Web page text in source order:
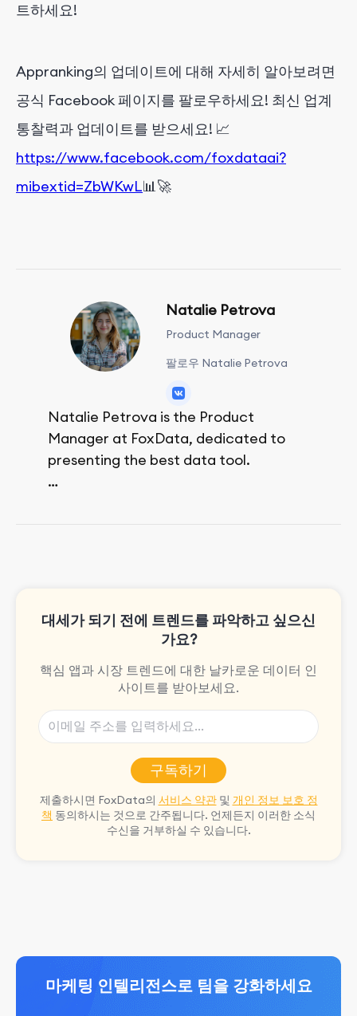
트하세요!
Appranking의 업데이트에 대해 자세히 알아보려면
공식 Facebook 페이지를 팔로우하세요! 최신 업계
통찰력과 업데이트를 받으세요! 📈
https://www.facebook.com/foxdataai?
mibextid=ZbWKwL📊🚀
Natalie Petrova
Product Manager
팔로우 Natalie Petrova
Natalie Petrova is the Product
Manager at FoxData, dedicated to
presenting the best data tool.
대세가 되기 전에 트렌드를 파악하고 싶으신
가요?
핵심 앱과 시장 트렌드에 대한 날카로운 데이터 인
사이트를 받아보세요.
구독하기
제출하시면 FoxData의 서비스 약관및 개인 정보 보호 정
책 동의하시는 것으로 간주됩니다. 언제든지 이러한 소식
수신을 거부하실 수 있습니다.
마케팅 인텔리전스로 팀을 강화하세요